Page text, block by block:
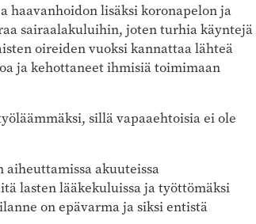
haavanhoidon lisäksi koronapelon ja
sairaalakuluihin, joten turhia käyntejä
oireiden vuoksi kannattaa lähteä
ja kehottaneet ihmisiä toimimaan
sillä vapaaehtoisia ei ole
akuuteissa
lasten lääkekuluissa ja työttömäksi
on epävarma ja siksi entistä